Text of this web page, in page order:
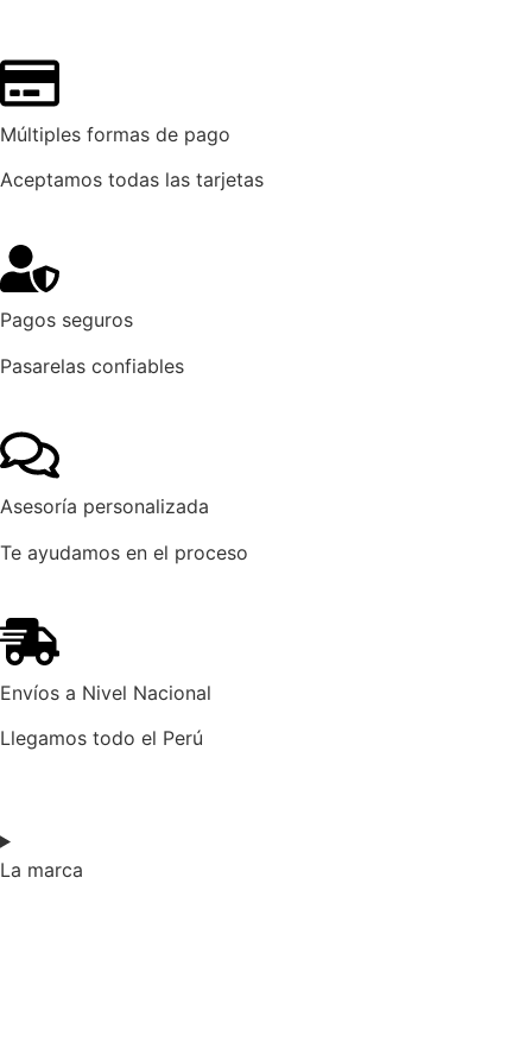
Múltiples formas de pago
Aceptamos todas las tarjetas
Pagos seguros
Pasarelas confiables
Asesoría personalizada
Te ayudamos en el proceso
Envíos a Nivel Nacional
Llegamos todo el Perú
La marca​